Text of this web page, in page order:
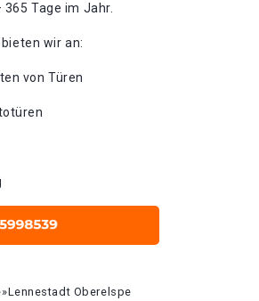
Tage im Jahr.
wir an:
von Türen
»Lennestadt Oberelspe